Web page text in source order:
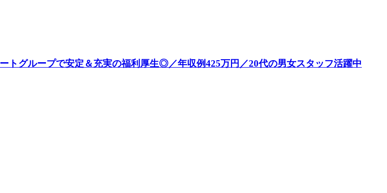
トグループで安定＆充実の福利厚生◎／年収例425万円／20代の男女スタッフ活躍中